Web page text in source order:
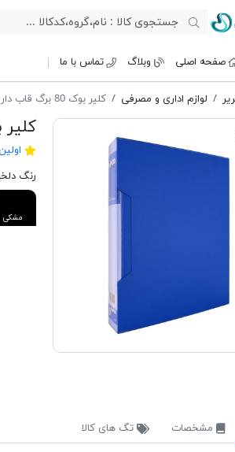
صفحه اصلی وبلاگ تماس با ما
لوازم اداری و مصرفی کلیر بوک 80 برگ قاب دار مات پاپکو
کلیر بوک 80 برگ
رنگ
مشکی
مشخصات تگ های کالا